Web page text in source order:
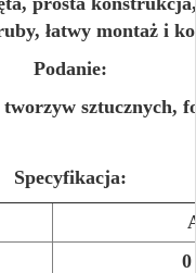
łatwy montaż i
Podanie:
tworzyw
Specyfikacja:
0